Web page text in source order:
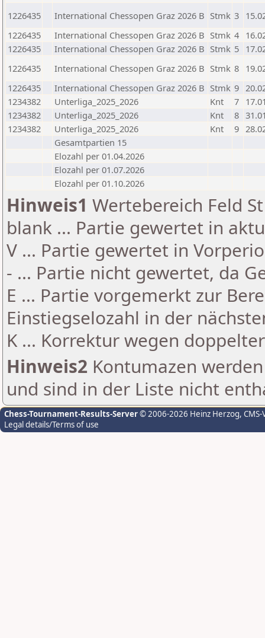
1226435 International Chessopen Graz 2026 B Stmk 3
1226435
International Chessopen Graz 2026 B Stmk 4
1226435
International Chessopen Graz 2026 B Stmk 5
1226435
International Chessopen Graz 2026 B Stmk 8
1226435
International Chessopen Graz 2026 B Stmk 9
1234382
Unterliga_2025_2026 Knt 7
1234382
Unterliga_2025_2026 Knt 8
1234382
Unterliga_2025_2026 Knt 9
Gesamtpartien 15
Elozahl per 01.04.2026
Elozahl per 01.07.2026
Elozahl per 01.10.2026
Hinweis1 Wertebereich Feld
blank ... Partie gewertet in
V ... Partie gewertet in
- ... Partie nicht gewertet, da
E ... Partie vorgemerkt zur
Einstiegselozahl in der
K ... Korrektur wegen
Hinweis2 Kontumazen
und sind in der Liste nicht
Chess-Tournament-Results-Server© 2006-2026 Heinz Herzog,
Legal details/Terms of use